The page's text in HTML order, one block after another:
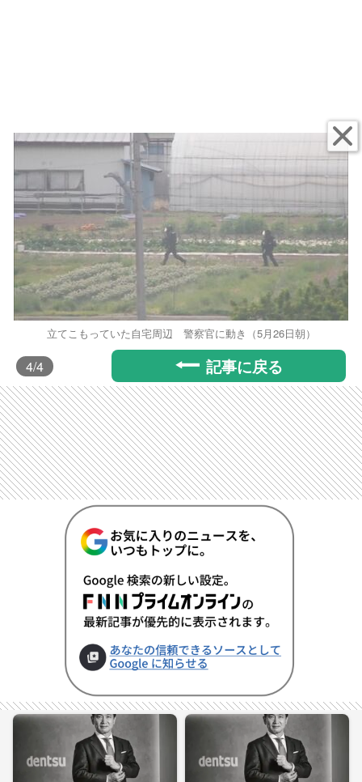
立てこもっていた自宅周辺 警察官に動き（5月26日朝）
4/4 記事に戻る